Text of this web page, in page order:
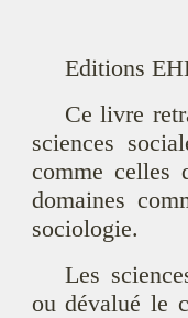
Editions
Ce livre
sciences
comme celles
domaines
sociologie.
Les
ou dévalué le